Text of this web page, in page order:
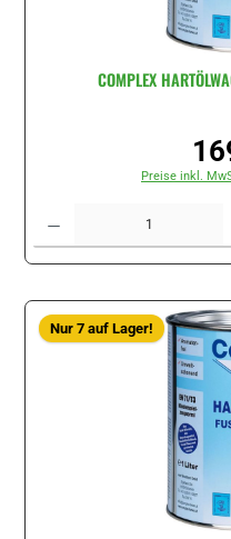
COMPLEX
Preise inkl.
Nur 7 auf Lager!